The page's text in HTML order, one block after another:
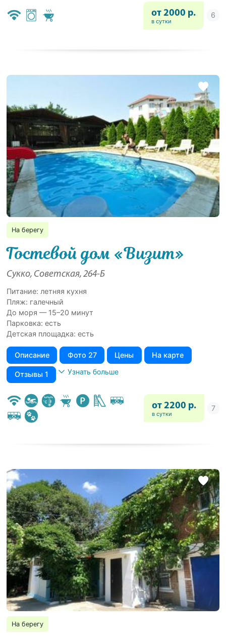
от 2000 р.
в сутки
На берегу
Гостевой дом «Визит»
Сукко, Советская, 264-Б
Питание: летняя кухня
Пляж: галечный
До моря — 15–20 минут
Парковка: есть
Детская площадка: есть
Описание Фото 27 Цены На карте
Отзывы 1 Узнать больше
от 2200 р.
в сутки
На берегу